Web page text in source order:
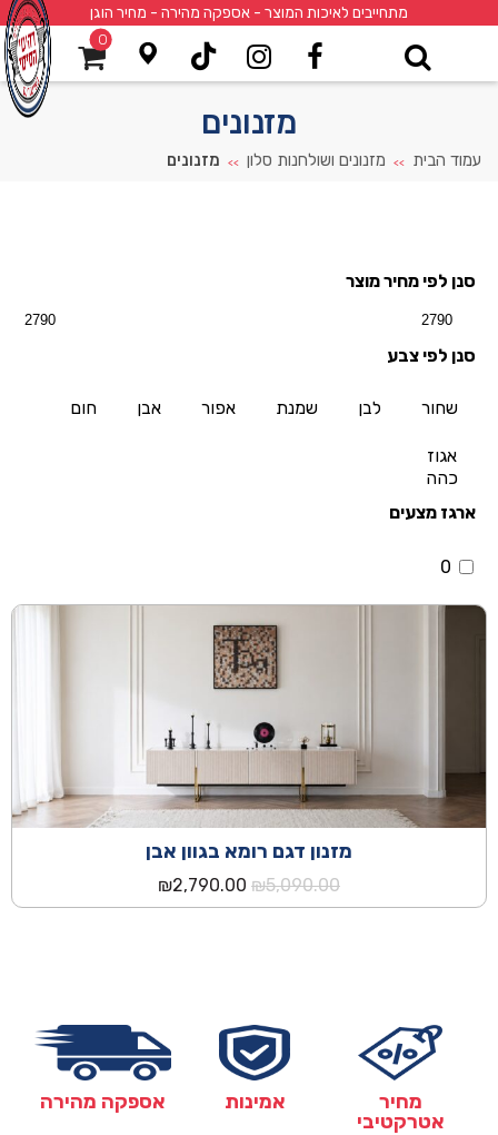
מתחייבים לאיכות המוצר - אספקה מהירה - מחיר הוגן
0
מזנונים
עמוד הבית >> מזנונים ושולחנות סלון >> מזנונים
סנן לפי מחיר מוצר
סנן לפי צבע
שחור לבן שמנת אפור אבן חום
אגוז
כהה
ארגז מצעים
0
מזנון דגם רומא בגוון אבן
₪5,090.00
המחיר
המקורי
₪2,790.00
הנוכחי
מחיר
אטרקטיבי
אמינות אספקה מהירה